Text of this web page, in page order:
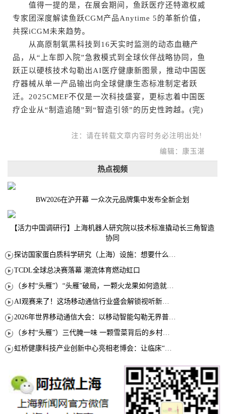
值得一提的是，在展会期间，鱼跃医疗还特邀权威
专家团深度解读鱼跃CGM产品Anytime 5的革新价值，
共探iCGM未来趋势。
从高原制氧黑科技到16天实时监测的动态血糖产
品，从“上车即入院”急救模式到全球伙伴战略协同，鱼
跃正以硬核技术勾勒出AI医疗健康新图景，推动中国医
疗器械从单一产品输出向全球健康生态标准制定者跃
迁。2025CMEF不仅是一次科技盛宴，更标志着中国医
疗企业从“制造追随”到“智造引领”的历史性跨越。(完)
注：请在转载文章内容时务必注明出处!
编辑：康玉湛
热点视频
BW2026在沪开幕 一众次元品牌集中发布全新企划
【活力中国调研行】上海机器人研究院以技术标准撬动长三角智造
协同
TCDL全球总决赛落幕 潮流体育燃动虹口